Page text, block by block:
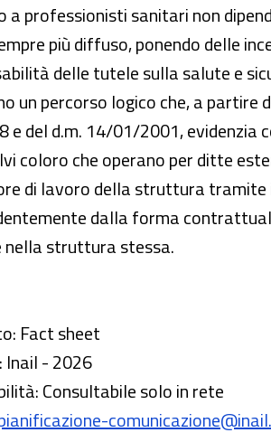
a professionisti sanitari non
più diffuso, ponendo delle
delle tutele sulla salute e
un percorso logico che, a partire
e del d.m. 14/01/2001, evidenzia
coloro che operano per ditte
di lavoro della struttura tramite
dalla forma
nella struttura stessa.
Fact sheet
Inail - 2026
Consultabile solo in rete